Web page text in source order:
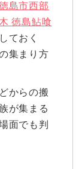
島市西部
徳島鮎喰
ておく
集まり方
からの搬
が集まる
面でも判